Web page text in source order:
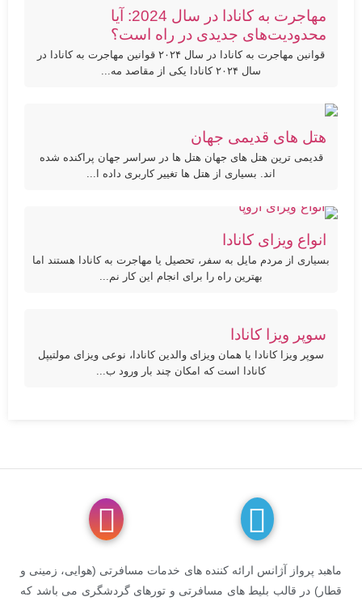
مهاجرت به کانادا در سال 2024: آیا
محدودیت‌های جدیدی در راه است؟
قوانین مهاجرت به کانادا در سال ۲۰۲۴ قوانین مهاجرت به کانادا در
سال ۲۰۲۴ کانادا یکی از مقاصد مه...
هتل های قدیمی جهان
قدیمی ترین هتل های جهان هتل ها در سراسر جهان پراکنده شده
اند. بسیاری از هتل ها تغییر کاربری داده ا...
انواع ویزای کانادا
بسیاری از مردم مایل به سفر، تحصیل یا مهاجرت به کانادا هستند اما
بهترین راه را برای انجام این کار نم...
سوپر ویزا کانادا
سوپر ویزا کانادا یا همان ویزای والدین کانادا، نوعی ویزای مولتیپل
کانادا است که امکان چند بار ورود ب...
ماهبد پرواز آژانس ارائه کننده های خدمات مسافرتی (هوایی، زمینی و
قطار) در قالب بلیط های مسافرتی و تورهای گردشگری می باشد که